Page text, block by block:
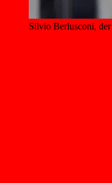
Silvio Berlusconi,